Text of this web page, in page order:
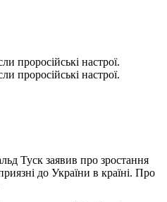
проросійські настрої.
проросійські настрої.
Туск заявив про зростання
до України в країні. Про